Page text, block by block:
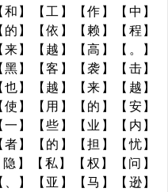
】【工】【作】【中】
】【依】【赖】【程】
】【越】【高】【。】
】【客】【袭】【击】
】【越】【来】【越】
】【用】【的】【安】
】【些】【业】【内】
】【的】【担】【忧】
】【私】【权】【问】
】【亚】【马】【逊】